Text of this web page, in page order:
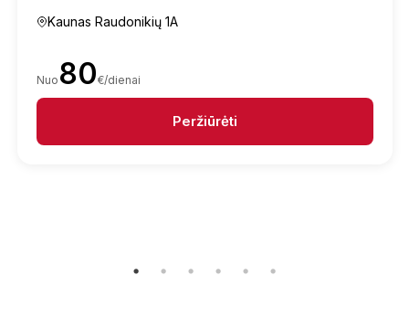
Kaunas Raudonikių 1A
Nuo 80€/dienai
Peržiūrėti